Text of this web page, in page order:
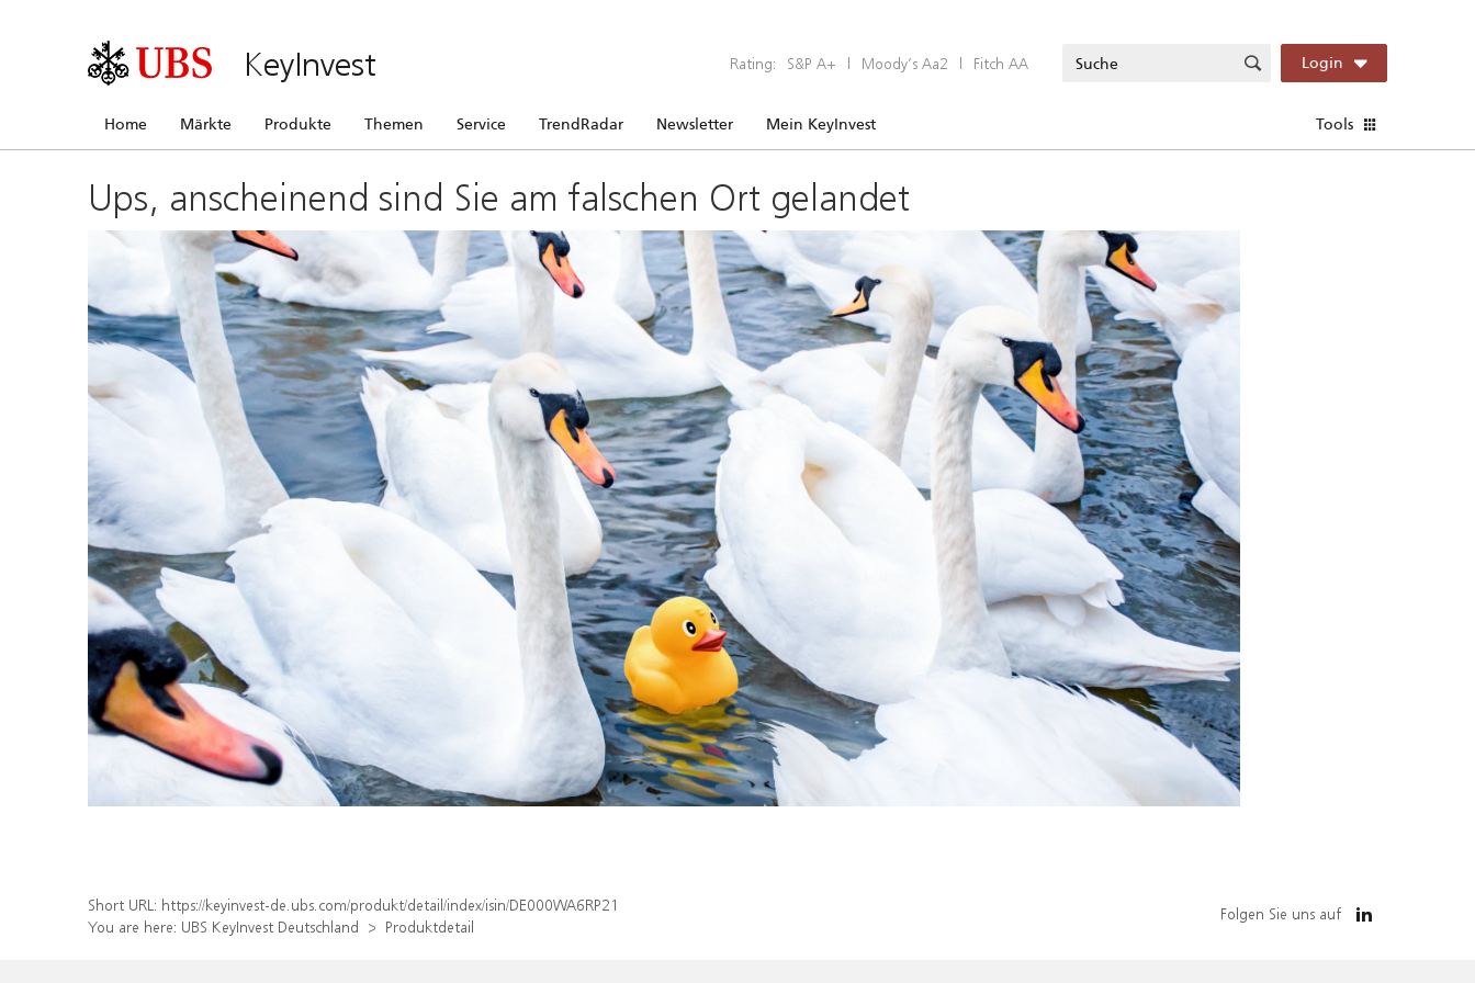
KeyInvest Rating: S&P A+ | Moody’s Aa2 | Fitch AA Login
Home Märkte Produkte Themen Service TrendRadar Newsletter Mein KeyInvest Tools
Ups, anscheinend sind Sie am falschen Ort gelandet
Short URL: https://keyinvest-de.ubs.com/produkt/detail/index/isin/DE000WA6RP21
You are here: UBS KeyInvest Deutschland Produktdetail
Folgen Sie uns auf